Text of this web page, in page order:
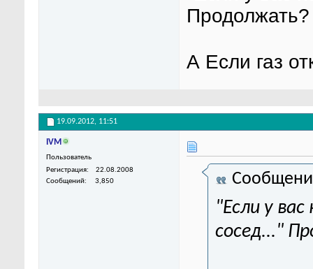
А Если газ
19.09.2012, 11:51
IVM
Пользователь
Регистрация
22.08.2008
Сообщений
3,850
"Если у
сосед..."